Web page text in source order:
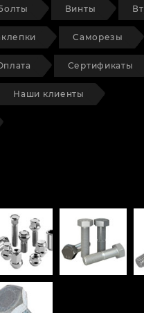
Винты
Саморезы
Сертификаты
Наши клиенты